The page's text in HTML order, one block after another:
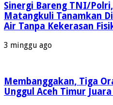
Sinergi Bareng TNI/Polri,
Matangkuli Tanamkan
Air Tanpa Kekerasan
3 minggu ago
Membanggakan, Tiga
Unggul Aceh Timur